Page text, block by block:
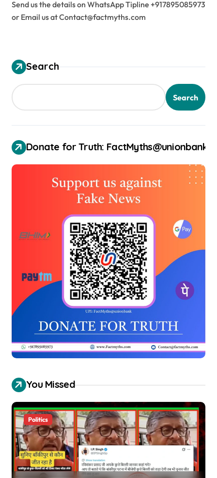
Send us the details on WhatsApp Tipline +917895085973
or Email us at Contact@factmyths.com
Search
Search
Donate for Truth: FactMyths@unionbank
You Missed
Politics